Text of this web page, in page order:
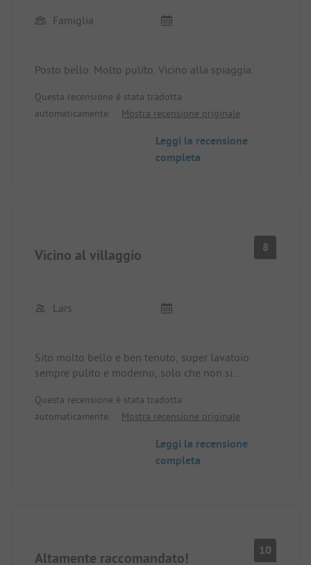
Famiglia
Posto bello. Molto pulito. Vicino alla spiaggia.
Questa recensione è stata tradotta
automaticamente.
Mostra recensione originale
Leggi la recensione
completa
Vicino al villaggio 8
Lars
Sito molto bello e ben tenuto, super lavatoio
sempre pulito e moderno, solo che non si
cattivo, c'è un business extra inutile fatto e che il
ristorante proprio è già in fase di ricostruzione per
senza riserve per la sua posizione e le strutture.
Questa recensione è stata tradotta
automaticamente.
Mostra recensione originale
Leggi la recensione
completa
Altamente raccomandato!
10